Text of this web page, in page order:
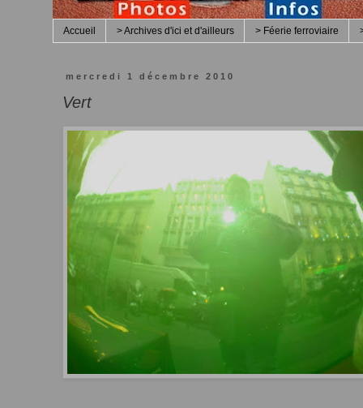
Accueil > Archives d'ici et d'ailleurs > Féerie ferroviaire
mercredi 1 décembre 2010
Vert